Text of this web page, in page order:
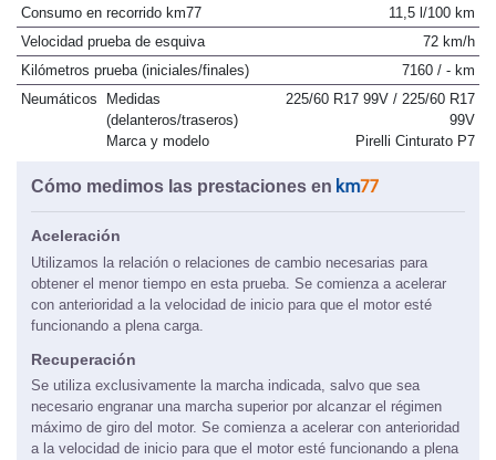
Consumo en recorrido km77
11,5 l/100 km
Velocidad prueba de esquiva
72 km/h
Kilómetros prueba (iniciales/finales)
7160 / - km
Neumáticos
Medidas
(delanteros/traseros)
Marca y modelo
225/60 R17 99V / 225/60 R17
99V
Pirelli Cinturato P7
Cómo medimos las prestaciones en
Aceleración
Utilizamos la relación o relaciones de cambio necesarias para
obtener el menor tiempo en esta prueba. Se comienza a acelerar
con anterioridad a la velocidad de inicio para que el motor esté
funcionando a plena carga.
Recuperación
Se utiliza exclusivamente la marcha indicada, salvo que sea
necesario engranar una marcha superior por alcanzar el régimen
máximo de giro del motor. Se comienza a acelerar con anterioridad
a la velocidad de inicio para que el motor esté funcionando a plena